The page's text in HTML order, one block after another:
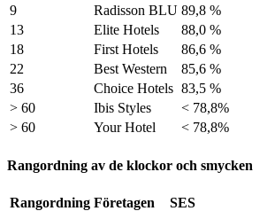
9
Radisson BLU 89,8 %
13
Elite Hotels
88,0 %
18
First Hotels
86,6 %
22
Best Western
85,6 %
36
Choice Hotels 83,5 %
> 60
Ibis Styles
< 78,8%
> 60
Your Hotel < 78,8%
Rangordning av de klockor och smycken
Rangordning Företagen
SES